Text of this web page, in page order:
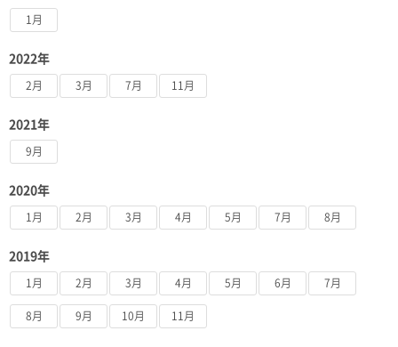
1月
2022年
2月 3月 7月 11月
2021年
9月
2020年
1月 2月 3月 4月 5月 7月 8月
2019年
1月 2月 3月 4月 5月 6月 7月
8月 9月 10月 11月